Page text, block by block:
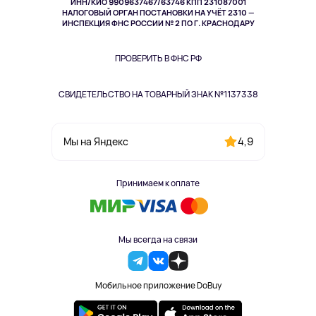
НАЛОГОВЫЙ ОРГАН ПОСТАНОВКИ НА УЧЁТ 2310 —
ИНСПЕКЦИЯ ФНС РОССИИ № 2 ПО Г. КРАСНОДАРУ
ПРОВЕРИТЬ В ФНС РФ
СВИДЕТЕЛЬСТВО НА ТОВАРНЫЙ ЗНАК №1137338
Мы на Яндекс 4,9
Принимаем к оплате
Мы всегда на связи
Мобильное приложение DoBuy
Здоровье питомцев
Одежда и аксессуары